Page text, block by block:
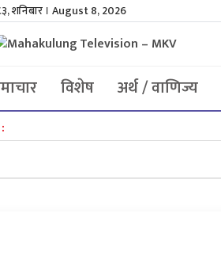
शनिबार । August 8, 2026
विशेष अर्थ / वाणिज्य